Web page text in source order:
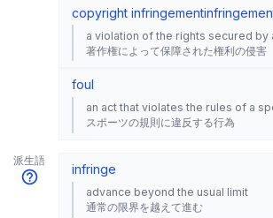
copyright infringement
a violation of the rights secured by
著作権によって保障された権利の侵害
foul
an act that violates the rules of a
スポーツの規則に違反する行為
派生語
infringe
advance beyond the usual limit
通常の限界を越えて進む